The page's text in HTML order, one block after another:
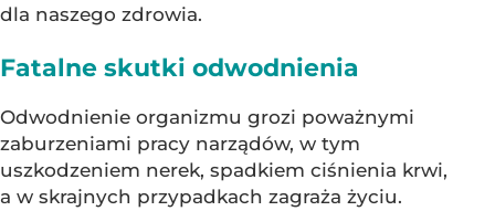
dla naszego zdrowia.
Fatalne skutki odwodnienia
Odwodnienie organizmu grozi poważnymi
zaburzeniami pracy narządów, w tym
uszkodzeniem nerek, spadkiem ciśnienia krwi,
a w skrajnych przypadkach zagraża życiu.